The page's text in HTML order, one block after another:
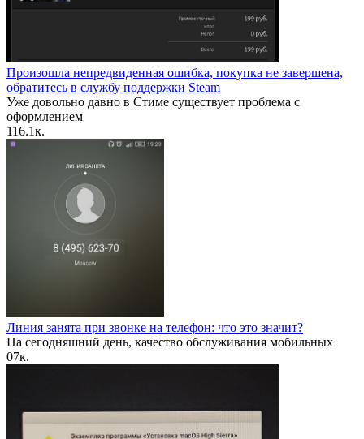
Произошла непредвиденная ошибка, покупка не завершена,
обратитесь в службу поддержки Steam
Уже довольно давно в Стиме существует проблема с
оформлением
116.1к.
Линия занята при звонке на телефон: что это значит?
На сегодняшний день, качество обслуживания мобильных
07к.